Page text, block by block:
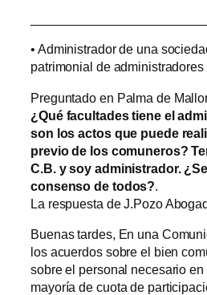
• Administrador de una
patrimonial de administradores
Preguntado en Palma de
¿Qué facultades tiene el
son los actos que puede
previo de los comuneros?
C.B. y soy administrador.
consenso de todos?.
La respuesta de J.Pozo
Buenas tardes, En una
los acuerdos sobre el bien
sobre el personal necesario
mayoría de cuota de